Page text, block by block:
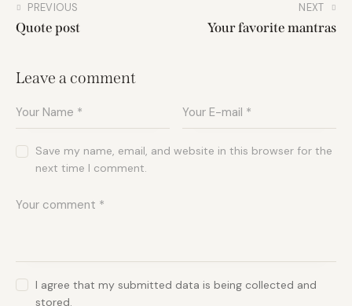
PREVIOUS
Quote post
NEXT
Your favorite mantras
Leave a comment
Save my name, email, and website in this browser for the
next time I comment.
I agree that my submitted data is being collected and
stored.